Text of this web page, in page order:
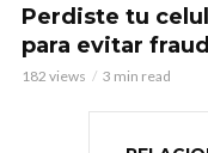
Perdiste tu
para evitar
182 views 3 min read